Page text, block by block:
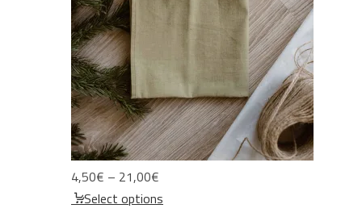
4,50€ – 21,00€
range:
Select options